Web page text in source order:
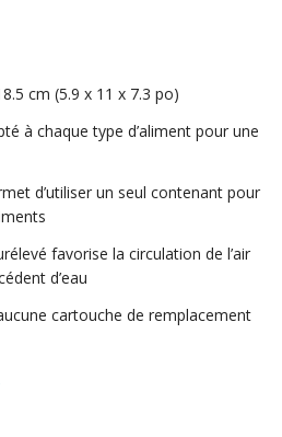
cm (5.9 x 11 x 7.3 po)
à chaque type d’aliment pour une
d’utiliser un seul contenant pour
favorise la circulation de l’air
d’eau
cartouche de remplacement